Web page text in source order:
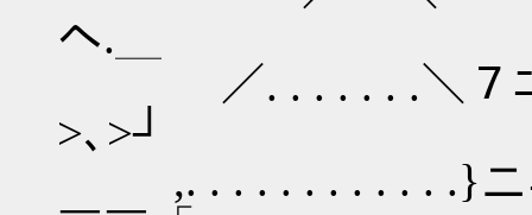
ヘ.＿
／. . . . . . .＼７ﾆﾆ
>､>┘
,. . . . . . . . . . . .}ニ